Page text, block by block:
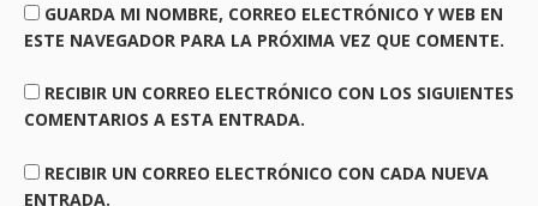
GUARDA MI NOMBRE, CORREO ELECTRÓNICO Y WEB EN
ESTE NAVEGADOR PARA LA PRÓXIMA VEZ QUE COMENTE.
RECIBIR UN CORREO ELECTRÓNICO CON LOS SIGUIENTES
COMENTARIOS A ESTA ENTRADA.
RECIBIR UN CORREO ELECTRÓNICO CON CADA NUEVA
ENTRADA.